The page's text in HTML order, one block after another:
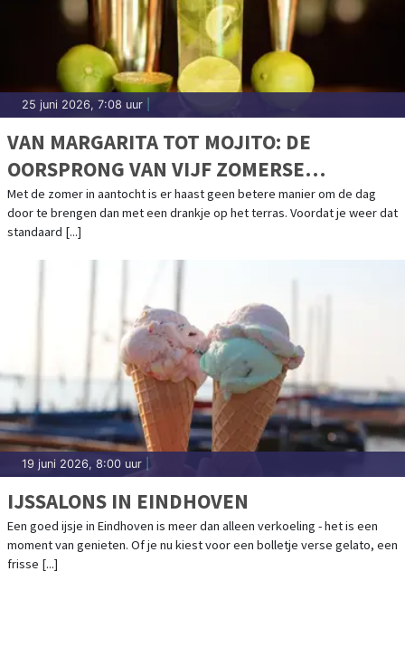
25 juni 2026, 7:08 uur
VAN MARGARITA TOT MOJITO: DE
OORSPRONG VAN VIJF ZOMERSE
COCKTAILKLASSIEKERS
Met de zomer in aantocht is er haast geen betere manier om de dag
door te brengen dan met een drankje op het terras. Voordat je weer dat
standaard [...]
19 juni 2026, 8:00 uur
IJSSALONS IN EINDHOVEN
Een goed ijsje in Eindhoven is meer dan alleen verkoeling - het is een
moment van genieten. Of je nu kiest voor een bolletje verse gelato, een
frisse [...]